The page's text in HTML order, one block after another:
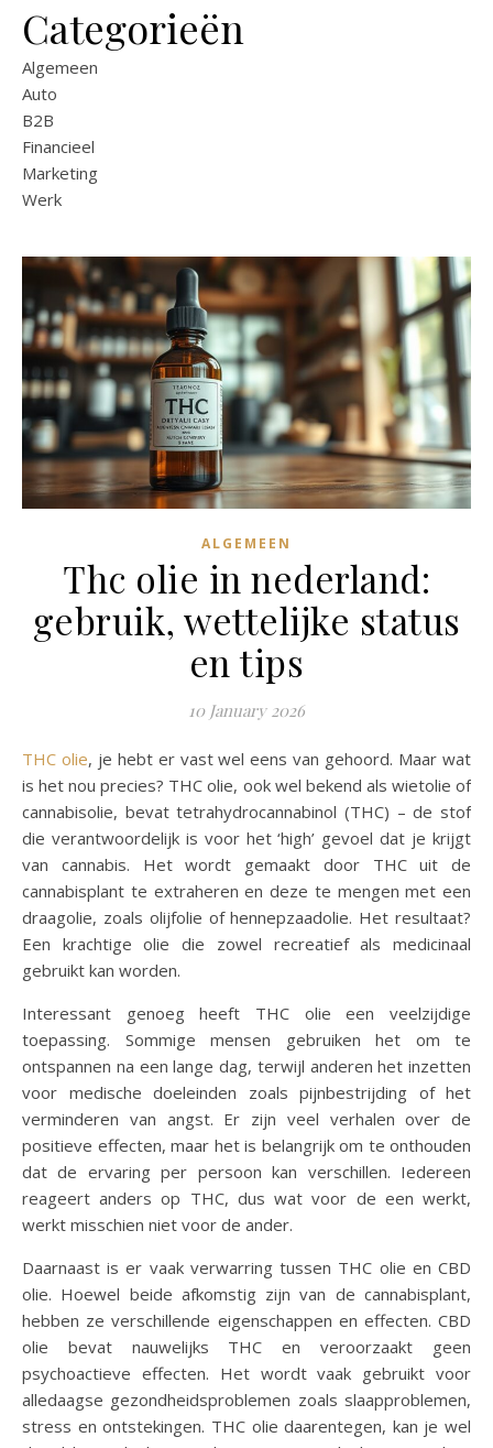
Categorieën
Algemeen
Auto
B2B
Financieel
Marketing
Werk
ALGEMEEN
Thc olie in nederland:
gebruik, wettelijke status
en tips
10 January 2026
THC olie, je hebt er vast wel eens van gehoord. Maar wat
is het nou precies? THC olie, ook wel bekend als wietolie of
cannabisolie, bevat tetrahydrocannabinol (THC) – de stof
die verantwoordelijk is voor het ‘high’ gevoel dat je krijgt
van cannabis. Het wordt gemaakt door THC uit de
cannabisplant te extraheren en deze te mengen met een
draagolie, zoals olijfolie of hennepzaadolie. Het resultaat?
Een krachtige olie die zowel recreatief als medicinaal
gebruikt kan worden.
Interessant genoeg heeft THC olie een veelzijdige
toepassing. Sommige mensen gebruiken het om te
ontspannen na een lange dag, terwijl anderen het inzetten
voor medische doeleinden zoals pijnbestrijding of het
verminderen van angst. Er zijn veel verhalen over de
positieve effecten, maar het is belangrijk om te onthouden
dat de ervaring per persoon kan verschillen. Iedereen
reageert anders op THC, dus wat voor de een werkt,
werkt misschien niet voor de ander.
Daarnaast is er vaak verwarring tussen THC olie en CBD
olie. Hoewel beide afkomstig zijn van de cannabisplant,
hebben ze verschillende eigenschappen en effecten. CBD
olie bevat nauwelijks THC en veroorzaakt geen
psychoactieve effecten. Het wordt vaak gebruikt voor
alledaagse gezondheidsproblemen zoals slaapproblemen,
stress en ontstekingen. THC olie daarentegen, kan je wel